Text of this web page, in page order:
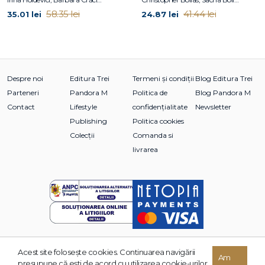
Notă introductivă la ediţia în limba română
Despre psihologia gimnazistului
Umorul
Scrisoare către Romain Rolland
(Perturbarea unei amintiri pe Acropole)
Notă introductivă la ediţia în limba română
Perturbarea unei amintiri pe Acropole
35.01 lei 58.35 lei 24.87 lei 41.44 lei
Despre noi
Parteneri
Contact
Editura Trei
Pandora M
Lifestyle
Publishing
Colecții
Termeni și condiții
Politica de
confidențialitate
Politica cookies
Comanda si
livrarea
Blog Editura Trei
Blog Pandora M
Newsletter
© 2026 Grupul Editorial TREI. Toate drepturile rezervate.
Acest site foloseşte cookies. Continuarea navigării
presupune că eşti de acord cu utilizarea cookie-urilor.
Am